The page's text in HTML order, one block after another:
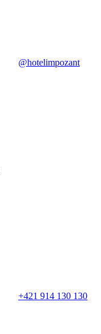
@hotelimpozant
+421 914 130 130